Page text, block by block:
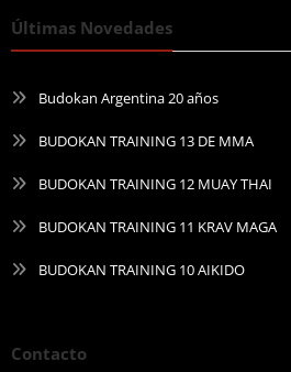
Últimas Novedades
Budokan Argentina 20 años
BUDOKAN TRAINING 13 DE MMA
BUDOKAN TRAINING 12 MUAY THAI
BUDOKAN TRAINING 11 KRAV MAGA
BUDOKAN TRAINING 10 AIKIDO
Contacto